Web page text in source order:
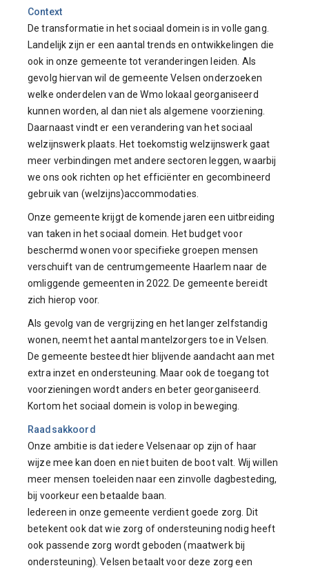
Context
De transformatie in het sociaal domein is in volle gang.
Landelijk zijn er een aantal trends en ontwikkelingen die
ook in onze gemeente tot veranderingen leiden. Als
gevolg hiervan wil de gemeente Velsen onderzoeken
welke onderdelen van de Wmo lokaal georganiseerd
kunnen worden, al dan niet als algemene voorziening.
Daarnaast vindt er een verandering van het sociaal
welzijnswerk plaats. Het toekomstig welzijnswerk gaat
meer verbindingen met andere sectoren leggen, waarbij
we ons ook richten op het efficiënter en gecombineerd
gebruik van (welzijns)accommodaties.
Onze gemeente krijgt de komende jaren een uitbreiding
van taken in het sociaal domein. Het budget voor
beschermd wonen voor specifieke groepen mensen
verschuift van de centrumgemeente Haarlem naar de
omliggende gemeenten in 2022. De gemeente bereidt
zich hierop voor.
Als gevolg van de vergrijzing en het langer zelfstandig
wonen, neemt het aantal mantelzorgers toe in Velsen.
De gemeente besteedt hier blijvende aandacht aan met
extra inzet en ondersteuning. Maar ook de toegang tot
voorzieningen wordt anders en beter georganiseerd.
Kortom het sociaal domein is volop in beweging.
Raadsakkoord
Onze ambitie is dat iedere Velsenaar op zijn of haar
wijze mee kan doen en niet buiten de boot valt. Wij willen
meer mensen toeleiden naar een zinvolle dagbesteding,
bij voorkeur een betaalde baan.
Iedereen in onze gemeente verdient goede zorg. Dit
betekent ook dat wie zorg of ondersteuning nodig heeft
ook passende zorg wordt geboden (maatwerk bij
ondersteuning). Velsen betaalt voor deze zorg een